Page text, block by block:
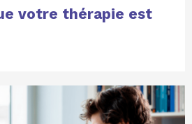
votre thérapie est